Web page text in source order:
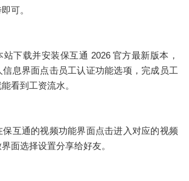
可。
下载并安装保互通 2026 官方最新版本，
息界面点击员工认证功能选项，完成员工
看到工资流水。
互通的视频功能界面点击进入对应的视频
面选择设置分享给好友。